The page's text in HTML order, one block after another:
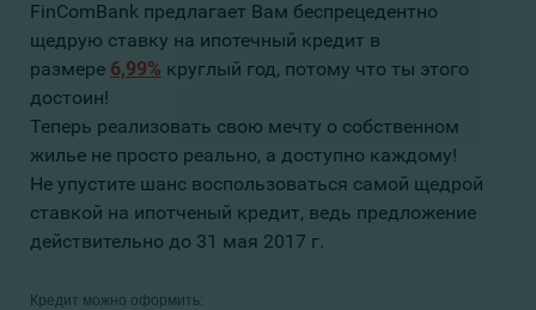
FinComBank предлагает Вам беспрецедентно
щедрую ставку на ипотечный кредит в
размере 6,99% круглый год, потому что ты этого
достоин!
Теперь реализовать свою мечту о собственном
жилье не просто реально, а доступно каждому!
Не упустите шанс воспользоваться самой щедрой
ставкой на ипотченый кредит, ведь предложение
действительно до 31 мая 2017 г.
Кредит можно оформить: